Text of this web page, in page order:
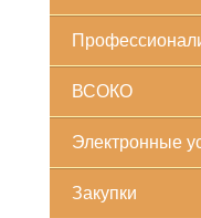
ВСОКО
Электронные
Закупки